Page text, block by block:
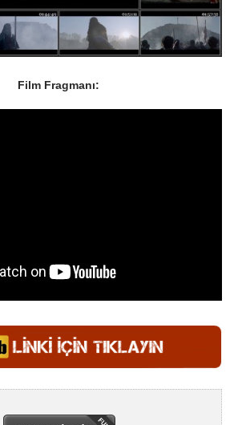
Film Fragmanı: